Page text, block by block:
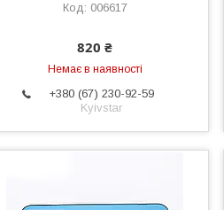
006617
820 ₴
Немає в наявності
+380 (67) 230-92-59
Kyivstar